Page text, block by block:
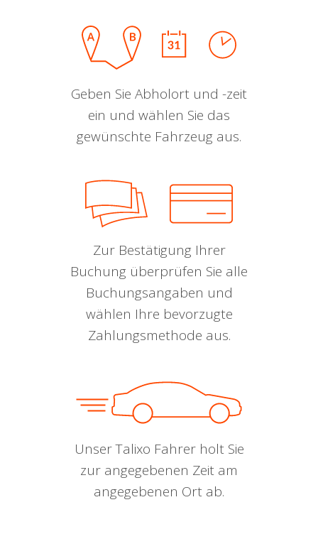
Geben Sie Abholort und -zeit
ein und wählen Sie das
gewünschte Fahrzeug aus.
Zur Bestätigung Ihrer
Buchung überprüfen Sie alle
Buchungsangaben und
wählen Ihre bevorzugte
Zahlungsmethode aus.
Unser Talixo Fahrer holt Sie
zur angegebenen Zeit am
angegebenen Ort ab.